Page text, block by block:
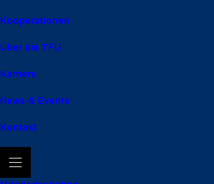
Kooperationen
Über die TFU
Karriere
News & Events
Kontakt